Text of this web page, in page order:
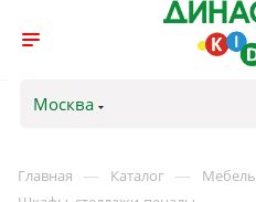
Москва
Главная — Каталог — Мебель